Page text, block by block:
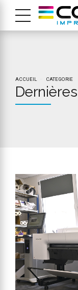
ACCUEIL CATEGORIE